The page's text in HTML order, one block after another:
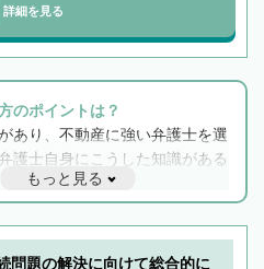
詳細を見る
のポイントは？
あり、不動産に強い弁護士を選
護士自身にこうした知識がある
携もスムーズに進み、トラブル
相続をトータルで任せることが
、相続は感情がからむ分野なの
も重要です。実際に電話や面談
もっと見る
問題の解決に向けて総合的に